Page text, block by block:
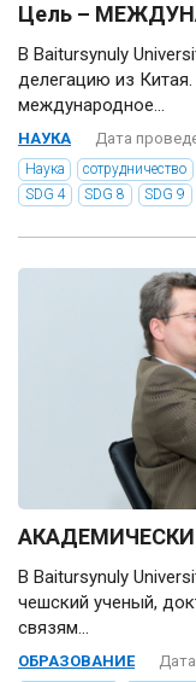
Цель –
В Baitursynuly
делегацию из
международное...
НАУКА Дата
Наука сотрудничество
SDG 4
SDG 8 SDG 9
В Baitursynuly
чешский ученый,
связям...
ОБРАЗОВАНИЕ